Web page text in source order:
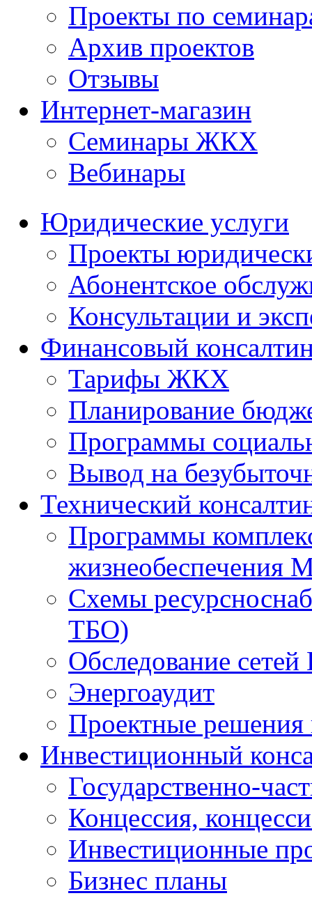
Проекты по
Архив проектов
Отзывы
Интернет-магазин
Семинары ЖКХ
Вебинары
Юридические услуги
Проекты
Абонентское
Консультации и
Финансовый
Тарифы ЖКХ
Планирование
Программы
Вывод на
Технический
Программы
жизнеобеспечения
Схемы
ТБО)
Обследование
Энергоаудит
Проектные решения
Инвестиционный
Государственно-
Концессия,
Инвестиционные
Бизнес планы